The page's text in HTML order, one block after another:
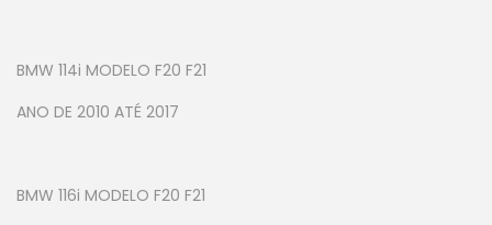
BMW 114i MODELO F20 F21
ANO DE 2010 ATÉ 2017
BMW 116i MODELO F20 F21